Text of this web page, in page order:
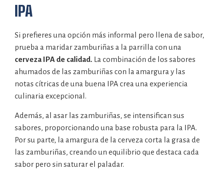
IPA
Si prefieres una opción más informal pero llena de sabor,
prueba a maridar zamburiñas a la parrilla con una
cerveza IPA de calidad. La combinación de los sabores
ahumados de las zamburiñas con la amargura y las
notas cítricas de una buena IPA crea una experiencia
culinaria excepcional.
Además, al asar las zamburiñas, se intensifican sus
sabores, proporcionando una base robusta para la IPA.
Por su parte, la amargura de la cerveza corta la grasa de
las zamburiñas, creando un equilibrio que destaca cada
sabor pero sin saturar el paladar.